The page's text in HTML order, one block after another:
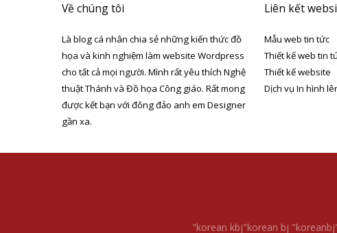
Về chúng tôi
Là blog cá nhân chia sẻ những kiến thức đồ
họa và kinh nghiệm làm website Wordpress
cho tất cả mọi người. Mình rất yêu thích Nghệ
thuật Thánh và Đồ họa Công giáo. Rất mong
được kết bạn với đông đảo anh em Designer
gần xa.
Liên kết
Mẫu web tin tức
Thiết kế web tin
Thiết kế website
Dịch vụ In hình
"korean kbj​"korean bj "koreanbj​